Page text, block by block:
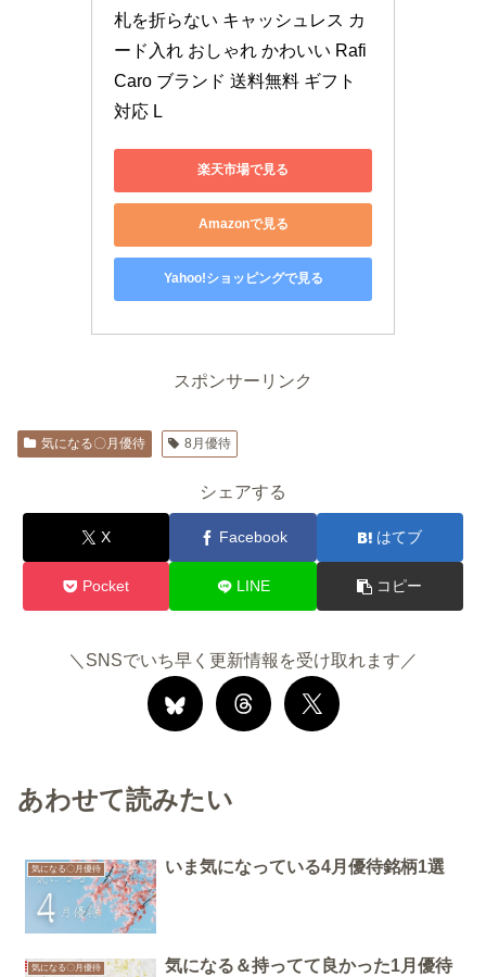
札を折らない キャッシュレス カ
ード入れ おしゃれ かわいい Rafi
Caro ブランド 送料無料 ギフト
対応 L
楽天市場で見る
Amazonで見る
Yahoo!ショッピングで見る
スポンサーリンク
気になる〇月優待 8月優待
シェアする
X Facebook はてブ
Pocket LINE コピー
＼SNSでいち早く更新情報を受け取れます／
あわせて読みたい
気になる〇月優待 いま気になっている4月優待銘柄1選
気になる〇月優待
気になる＆持ってて良かった1月優待